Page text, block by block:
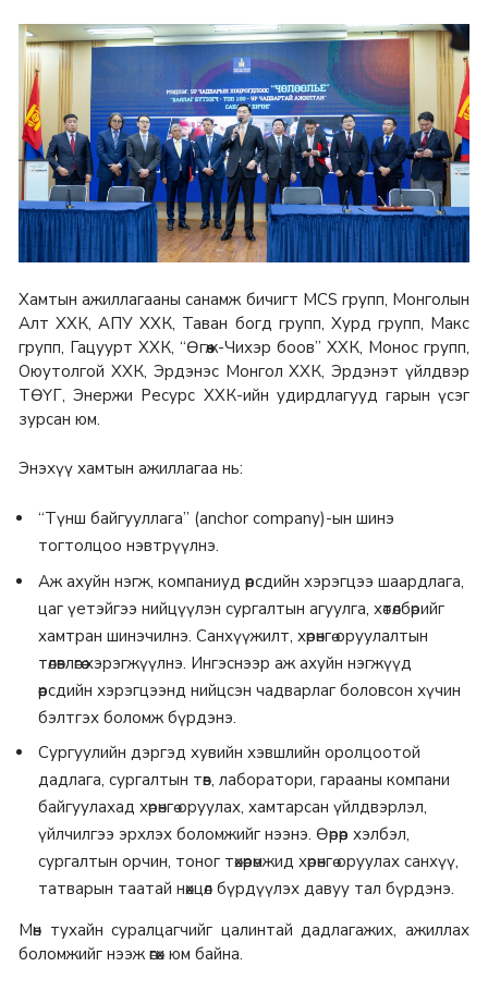
Хамтын ажиллагааны санамж бичигт MCS групп, Монголын
Алт ХХК, АПУ ХХК, Таван богд групп, Хурд групп, Макс
групп, Гацуурт ХХК, “Өгөөж-Чихэр боов” ХХК, Монос групп,
Оюутолгой ХХК, Эрдэнэс Монгол ХХК, Эрдэнэт үйлдвэр
ТӨҮГ, Энержи Ресурс ХХК-ийн удирдлагууд гарын үсэг
зурсан юм.
Энэхүү хамтын ажиллагаа нь:
“Түнш байгууллага” (anchor company)-ын шинэ
тогтолцоо нэвтрүүлнэ.
Аж ахуйн нэгж, компаниуд өөрсдийн хэрэгцээ шаардлага,
цаг үетэйгээ нийцүүлэн сургалтын агуулга, хөтөлбөрийг
хамтран шинэчилнэ. Санхүүжилт, хөрөнгө оруулалтын
төлөвлөгөө хэрэгжүүлнэ. Ингэснээр аж ахуйн нэгжүүд
өөрсдийн хэрэгцээнд нийцсэн чадварлаг боловсон хүчин
бэлтгэх боломж бүрдэнэ.
Сургуулийн дэргэд хувийн хэвшлийн оролцоотой
дадлага, сургалтын төв, лаборатори, гарааны компани
байгуулахад хөрөнгө оруулах, хамтарсан үйлдвэрлэл,
үйлчилгээ эрхлэх боломжийг нээнэ.​ Өөрөөр хэлбэл,
сургалтын орчин, тоног төхөөрөмжид хөрөнгө оруулах санхүү,
татварын таатай нөхцөл бүрдүүлэх давуу тал бүрдэнэ.
Мөн тухайн суралцагчийг цалинтай дадлагажих, ажиллах
боломжийг нээж өгөх юм байна.